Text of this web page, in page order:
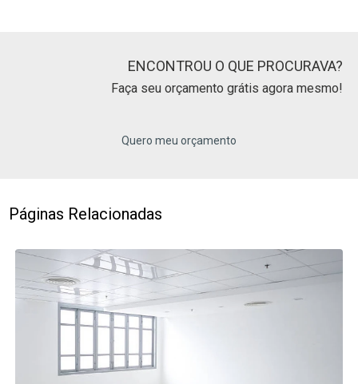
ENCONTROU O QUE PROCURAVA?
Faça seu orçamento grátis agora mesmo!
Quero meu orçamento
Páginas Relacionadas